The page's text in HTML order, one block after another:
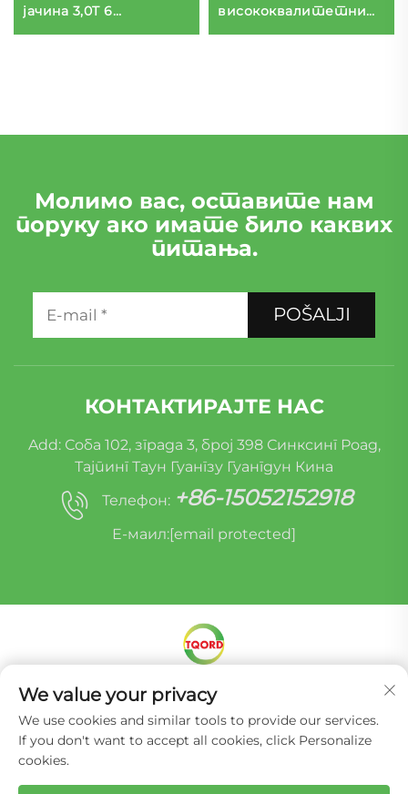
јачина 3,0T 6
висококвалитетни
Молимо вас, оставите нам
поруку ако имате било каквих
питања.
POŠALJI
КОНТАКТИРАЈТЕ НАС
Add: Соба 102, зграда 3, број 398 Синксинг Роад,
Тајпинг Таун Гуангзу Гуангдун Кина
Телефон: +86-15052152918
Е-маил:[email protected]
Ауторско право © Мирацле Оруиде (Гуанџоу)
Ауто Парцел Ремануфактуринг Цо, Лтд. -
Политике приватности
We value your privacy
We use cookies and similar tools to provide our services.
If you don't want to accept all cookies, click Personalize
cookies.